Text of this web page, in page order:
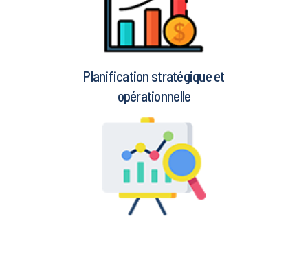
Planification stratégique et
opérationnelle